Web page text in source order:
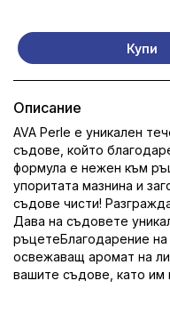
Купи
Описание
AVA Perle е уникален
съдове, който
формула е нежен към
упоритата мазнина и
съдове чисти!
Дава на съдовете
ръцетеБлагодарение
освежаващ аромат на
вашите съдове, като им